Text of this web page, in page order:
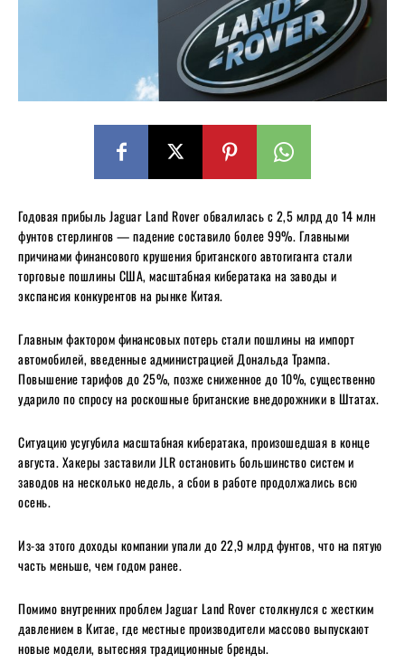
Годовая прибыль Jaguar Land Rover обвалилась с 2,5 млрд до 14 млн
фунтов стерлингов — падение составило более 99%. Главными
причинами финансового крушения британского автогиганта стали
торговые пошлины США, масштабная кибератака на заводы и
экспансия конкурентов на рынке Китая.
Главным фактором финансовых потерь стали пошлины на импорт
автомобилей, введенные администрацией Дональда Трампа.
Повышение тарифов до 25%, позже сниженное до 10%, существенно
ударило по спросу на роскошные британские внедорожники в Штатах.
Ситуацию усугубила масштабная кибератака, произошедшая в конце
августа. Хакеры заставили JLR остановить большинство систем и
заводов на несколько недель, а сбои в работе продолжались всю
осень.
Из-за этого доходы компании упали до 22,9 млрд фунтов, что на пятую
часть меньше, чем годом ранее.
Помимо внутренних проблем Jaguar Land Rover столкнулся с жестким
давлением в Китае, где местные производители массово выпускают
новые модели, вытесняя традиционные бренды.